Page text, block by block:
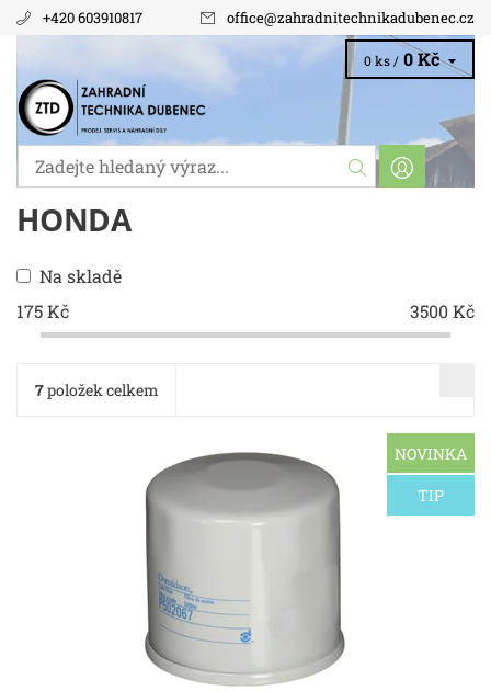
+420 603910817 office@zahradnitechnikadubenec.cz
0 ks / 0 Kč
HONDA
Na skladě
175Kč 3500Kč
7položek celkem
NOVINKA
TIP
vnější průměr [mm]: 68Vnitřní průměr 1 [mm]: 56Vnitřní
průměr 2 [mm]: 65délka [mm]: 65velikost závitu: M20 X
1.5typ filtru: našroubovaný filtr
Skladem 4 ks
3158